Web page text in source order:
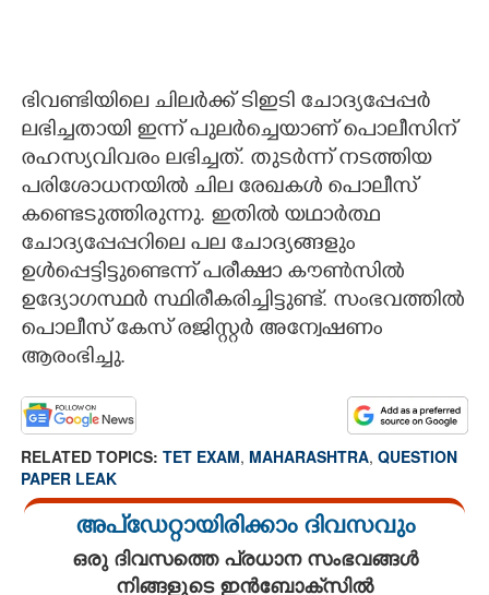
ഭിവണ്ടിയിലെ ചിലർക്ക് ടിഇടി ചോദ്യപ്പേപ്പർ
ലഭിച്ചതായി ഇന്ന് പുലർച്ചെയാണ് പൊലീസിന്
രഹസ്യവിവരം ലഭിച്ചത്. തുടർന്ന് നടത്തിയ
പരിശോധനയിൽ ചില രേഖകൾ പൊലീസ്
കണ്ടെടുത്തിരുന്നു. ഇതിൽ യഥാർത്ഥ
ചോദ്യപ്പേപ്പറിലെ പല ചോദ്യങ്ങളും
ഉൾപ്പെട്ടിട്ടുണ്ടെന്ന് പരീക്ഷാ കൗൺസിൽ
ഉദ്യോഗസ്ഥർ സ്ഥിരീകരിച്ചിട്ടുണ്ട്. സംഭവത്തിൽ
പൊലീസ് കേസ് രജിസ്റ്റർ അന്വേഷണം
ആരംഭിച്ചു.
RELATED TOPICS: TET EXAM, MAHARASHTRA, QUESTION
PAPER LEAK
അപ്ഡേറ്റായിരിക്കാം ദിവസവും
ഒരു ദിവസത്തെ പ്രധാന സംഭവങ്ങൾ
നിങ്ങളുടെ ഇൻബോക്സിൽ